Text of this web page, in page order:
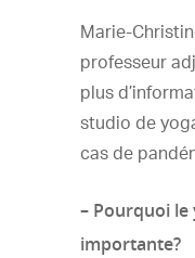
Marie-
professeur
plus
studio de
cas de
– Pourquoi
importante?